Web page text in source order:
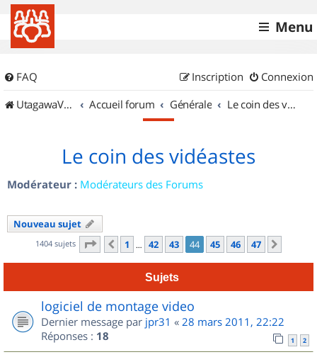
Menu
FAQ Connexion
Inscription
UtagawaVTT (Randos VTT et VTTAE avec traces GPS)
Accueil forum Générale Le coin des vidéastes
Le coin des vidéastes
Modérateur : Modérateurs des Forums
Nouveau sujet
1404 sujets Page 44 sur47
Précédent
1 … 42 43 44 45 46 47
Sujets
logiciel de montage video
Dernier message par jpr31 « 28 mars 2011, 22:22
Réponses : 18 1 2